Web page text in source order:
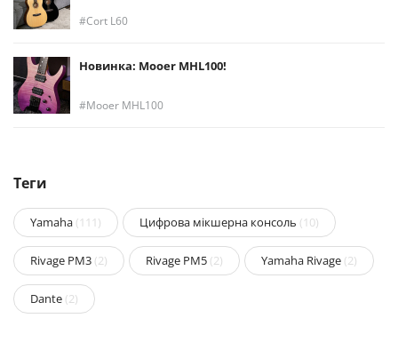
Cort L60
Новинка: Mooer MHL100!
Mooer MHL100
Теги
Yamaha (111) Цифрова мікшерна консоль (10)
Rivage PM3 (2) Rivage PM5 (2) Yamaha Rivage (2)
Dante (2)